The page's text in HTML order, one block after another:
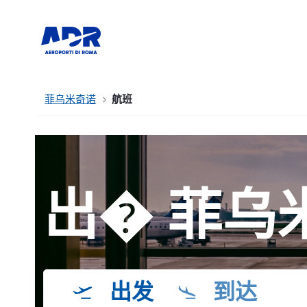
菲乌米奇诺 航班
出� 菲乌
出发 到达